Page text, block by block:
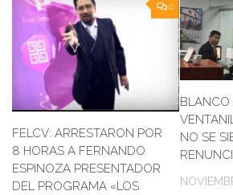
0
FELCV: ARRESTARON POR
8 HORAS A FERNANDO
ESPINOZA PRESENTADOR
DEL PROGRAMA «LOS
BLANCO
NO SE